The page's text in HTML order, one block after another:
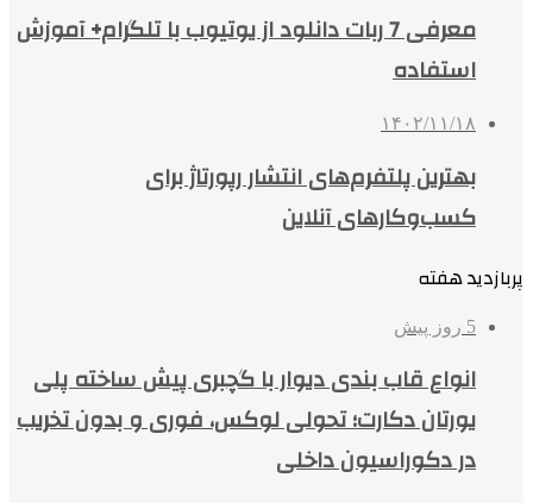
معرفی 7 ربات دانلود از یوتیوب با تلگرام+ آموزش
استفاده
۱۴۰۲/۱۱/۱۸
بهترین پلتفرم‌های انتشار رپورتاژ برای
کسب‌وکارهای آنلاین
پربازدید هفته
5 روز پیش
انواع قاب بندی دیوار با گچبری پیش ساخته پلی
یورتان دکارت؛ تحولی لوکس، فوری و بدون تخریب
در دکوراسیون داخلی